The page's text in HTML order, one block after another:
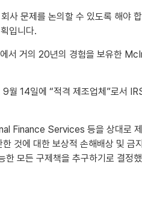
문제를 논의할 수 있도록 해야
입니다.
거의 20년의 경험을 보유한
14일에 “적격 제조업체”로서
Services 등을 상대로 제
에 대한 보상적 손해배상 및 금
모든 구제책을 추구하기로 결정